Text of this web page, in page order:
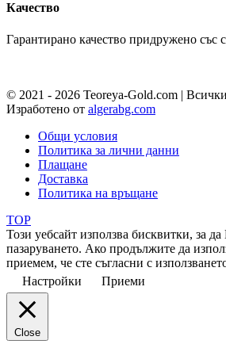
Качество
Гарантирано качество придружено със
© 2021 - 2026 Teoreya-Gold.com |
Изработено от algerabg.com
Общи условия
Политика за лични данни
Плащане
Доставка
Политика на връщане
TOP
Този уебсайт използва бисквитки, за
пазаруването. Ако продължите да
приемем, че сте съгласни с
Настройки
Приеми
Close